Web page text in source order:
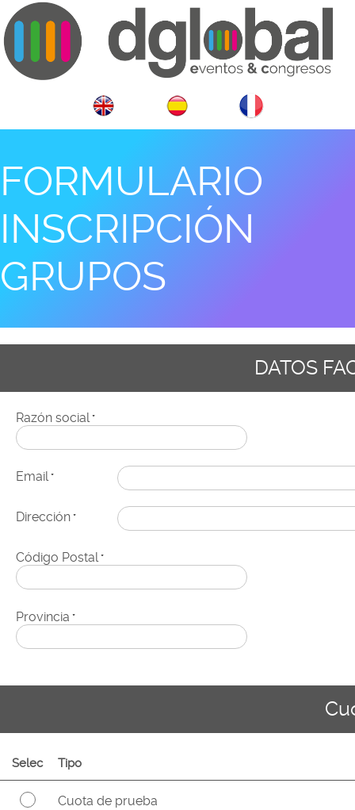
FORMULARIO
INSCRIPCIÓN
GRUPOS
DATOS
Razón social *
Email *
Dirección *
Código Postal *
Provincia *
Selec Tipo
Cuota de prueba